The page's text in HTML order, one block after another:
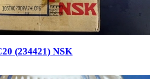
(234421) NSK